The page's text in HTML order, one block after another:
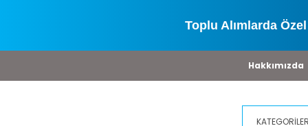
Toplu Alımlarda
Hakkımızda